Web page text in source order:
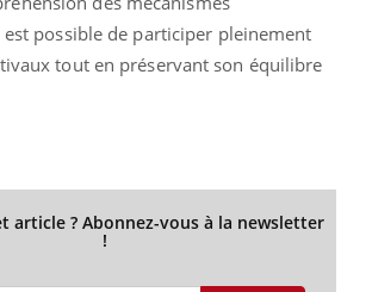
possible de participer pleinement
tout en préservant son équilibre
article ? Abonnez-vous à la newsletter
!